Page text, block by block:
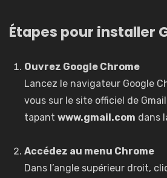
Étapes pour installer
Ouvrez Google Chrome
Lancez le navigateur Google
vous sur le site officiel de
tapantwww.gmail.com dans
Accédez au menu Chrome
Dans l’angle supérieur droit,